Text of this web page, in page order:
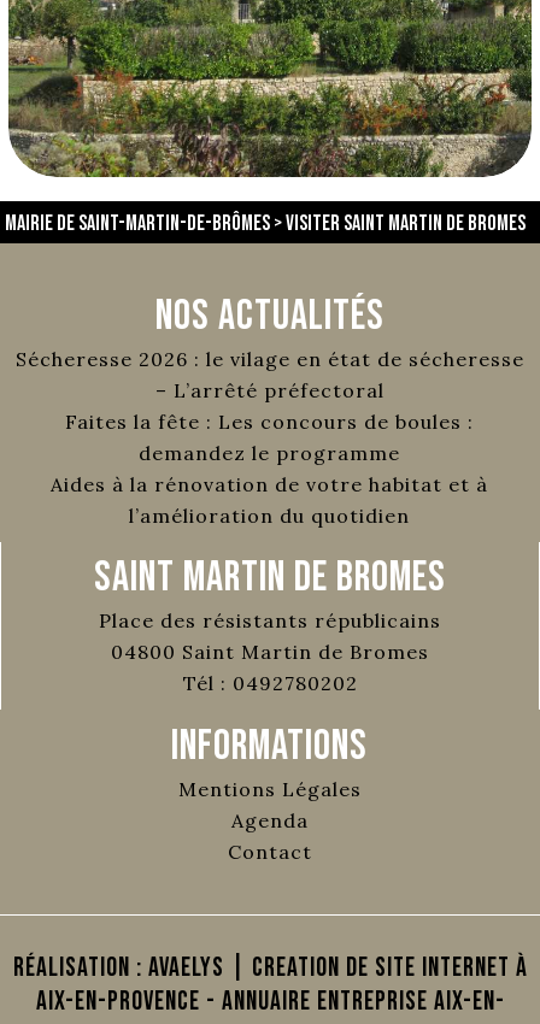
Mairie de Saint-Martin-de-Brômes>Visiter Saint Martin de Bromes
Nos Actualités
Sécheresse 2026 : le vilage en état de sécheresse
– L’arrêté préfectoral
Faites la fête : Les concours de boules :
demandez le programme
Aides à la rénovation de votre habitat et à
l’amélioration du quotidien
Saint Martin de Bromes
Place des résistants républicains
04800 Saint Martin de Bromes
Tél : 0492780202
Informations
Mentions Légales
Agenda
Contact
Réalisation : AVAELYS | Creation de site internet à
Aix-en-Provence - Annuaire Entreprise Aix-en-